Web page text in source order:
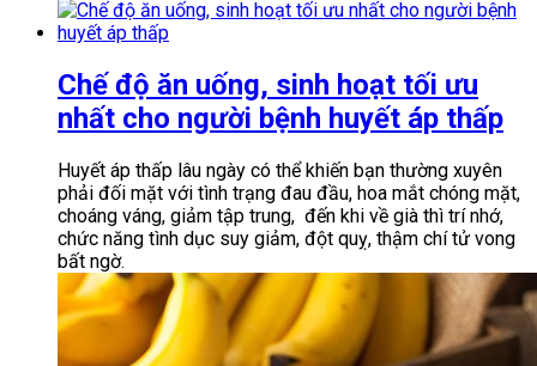
Chế độ ăn uống, sinh hoạt tối ưu
nhất cho người bệnh huyết áp thấp
Huyết áp thấp lâu ngày có thể khiến bạn thường xuyên
phải đối mặt với tình trạng đau đầu, hoa mắt chóng mặt,
choáng váng, giảm tập trung, đến khi về già thì trí nhớ,
chức năng tình dục suy giảm, đột quỵ, thậm chí tử vong
bất ngờ.